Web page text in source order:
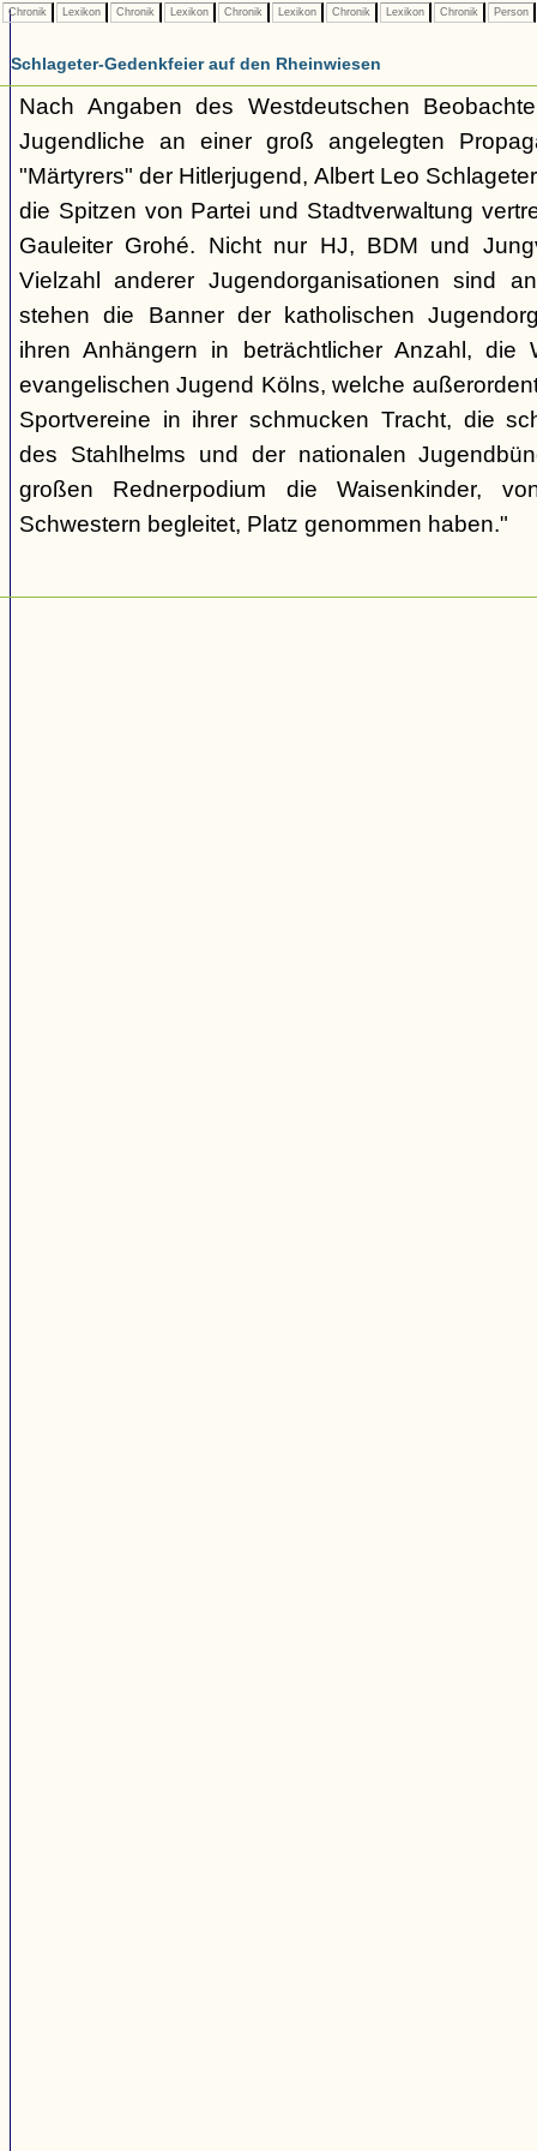
Chronik Lexikon Chronik Lexikon Chronik Lexikon Chronik Lexikon Chronik Person
Schlageter-Gedenkfeier auf den Rheinwiesen
Nach Angaben des Westdeutschen
Jugendliche an einer groß angelegten
"Märtyrers" der Hitlerjugend, Albert Leo
die Spitzen von Partei und Stadtverwaltung
Gauleiter Grohé. Nicht nur HJ, BDM und
Vielzahl anderer Jugendorganisationen sind
stehen die Banner der katholischen
ihren Anhängern in beträchtlicher Anzahl, die
evangelischen Jugend Kölns, welche
Sportvereine in ihrer schmucken Tracht, die
des Stahlhelms und der nationalen
großen Rednerpodium die Waisenkinder,
Schwestern begleitet, Platz genommen haben."